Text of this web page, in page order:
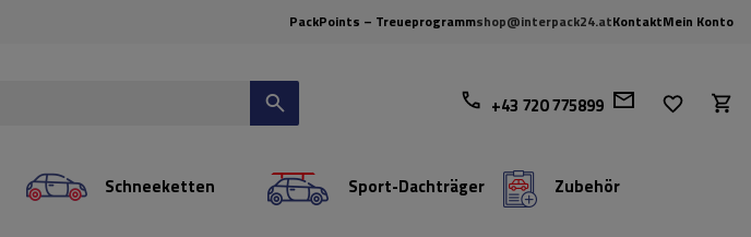
PackPoints – Treueprogrammshop@interpack24.atKontaktMein Konto
+43 720 775899
Schneeketten Sport-Dachträger Zubehör